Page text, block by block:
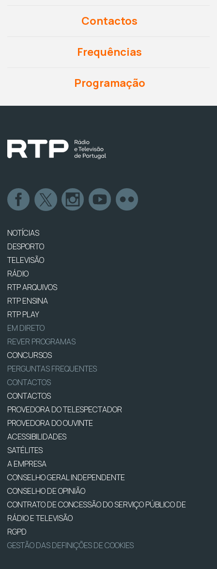
Contactos
Frequências
Programação
NOTÍCIAS
DESPORTO
TELEVISÃO
RÁDIO
RTP ARQUIVOS
RTP ENSINA
RTP PLAY
EM DIRETO
REVER PROGRAMAS
CONCURSOS
PERGUNTAS FREQUENTES
CONTACTOS
CONTACTOS
PROVEDORA DO TELESPECTADOR
PROVEDORA DO OUVINTE
ACESSIBILIDADES
SATÉLITES
A EMPRESA
CONSELHO GERAL INDEPENDENTE
CONSELHO DE OPINIÃO
CONTRATO DE CONCESSÃO DO SERVIÇO PÚBLICO DE
RÁDIO E TELEVISÃO
RGPD
GESTÃO DAS DEFINIÇÕES DE COOKIES